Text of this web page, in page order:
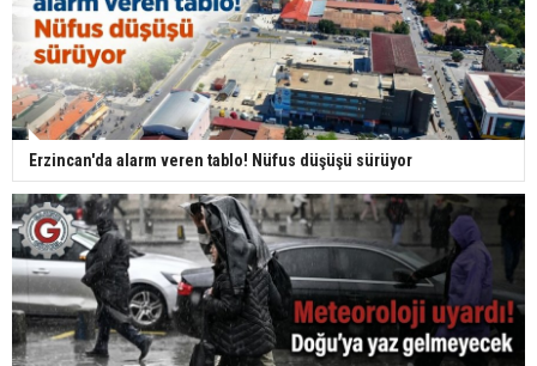
Erzincan'da alarm veren tablo! Nüfus düşüşü sürüyor